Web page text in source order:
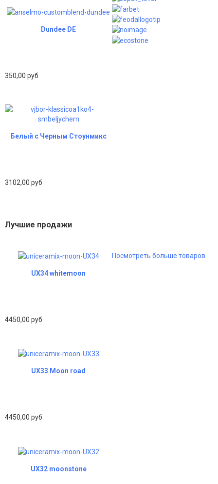
Dundee DE
350,00 руб
Белый с Черным Стоунмикс
3102,00 руб
Лучшие продажи
UX34 whitemoon
4450,00 руб
UX33 Moon road
4450,00 руб
UX32 moonstone
Посмотреть больше товаров